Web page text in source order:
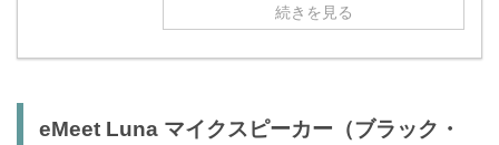
続きを見る
eMeet Luna マイクスピーカー（ブラック・